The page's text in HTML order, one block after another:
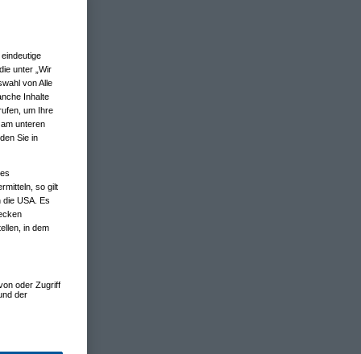
unter „Wir
von Alle
Inhalte
um Ihre
unteren
Sie in
so gilt
die USA. Es
in dem
oder Zugriff
der